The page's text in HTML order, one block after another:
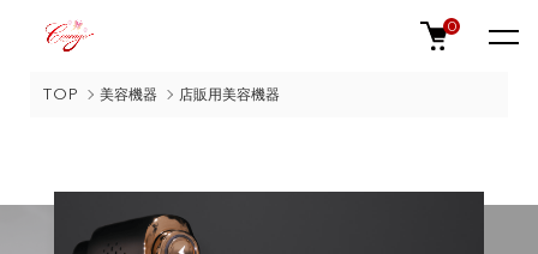
0
TOP 美容機器 店販用美容機器